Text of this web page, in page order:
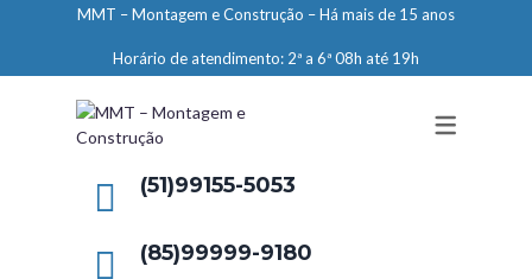
ENGENHARIA
LIMPEZA E CONSERVAÇÃO
MANUTENÇÃO PREDIAL
ELEVADORES – PREPARAÇÃO DE
MMT – Montagem e Construção – Há mais de 15 anos
Horário de atendimento: 2ª a 6ª 08h até 19h
(51)99155-5053
(85)99999-9180